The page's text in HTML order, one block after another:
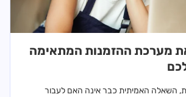
מערכת ההזמנות המתאימה
השאלה האמיתית כבר אינה האם לעבור